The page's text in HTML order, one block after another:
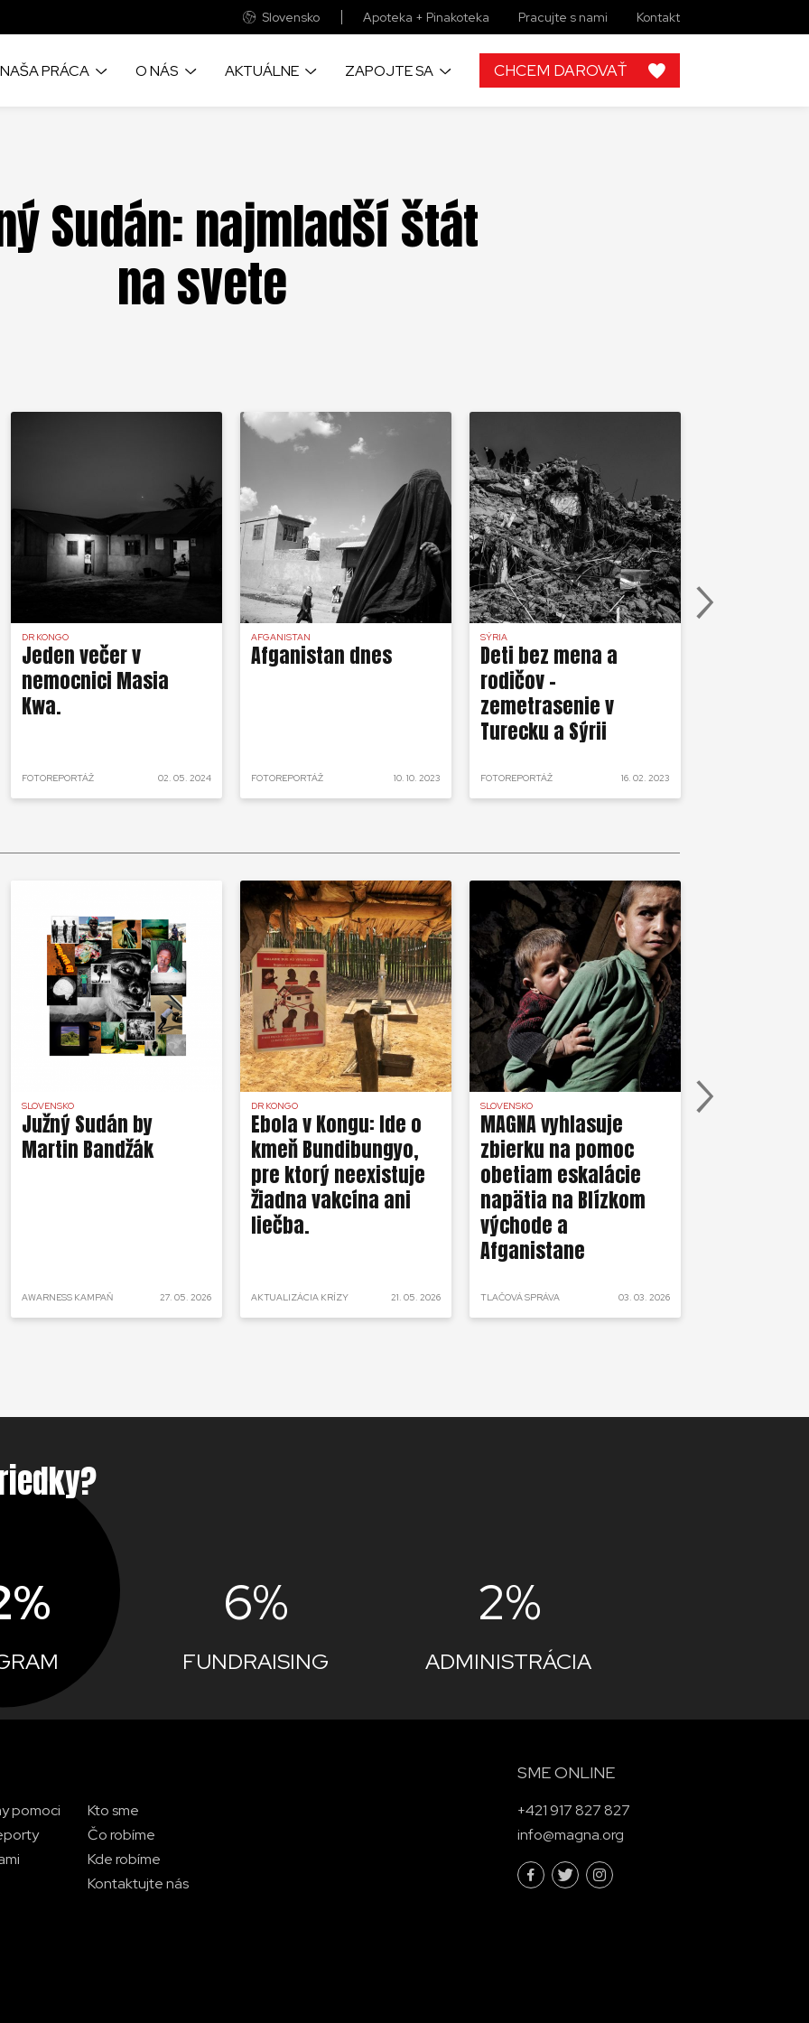
Slovensko Apoteka + Pinakoteka Pracujte s nami Kontakt
NAŠA PRÁCA
realizujeme naše
o chorobách,
častí sveta
O NÁS
Pozrite si naše každoročné
auditované finančné výkazy
Objavte ako a prečo sme vznikli a
všetko o významných udalostiach
AKTUÁLNE
Velké fotografické reportáže zo
zabudnutých kríz sveta
Zapojte sa a navštívte naše
pudujatia, kde sa dozviete viac o
ZAPOJTE SA
Udržateľnosť našich projektov, by
Sme závislí od odhodlania,
obetavosti a tvrdej práce ľudí v
CHCEM DAROVAŤ
Sudán: najmladší štát
na svete
DR KONGO
Jeden večer v
nemocnici Masia
Kwa.
FOTOREPORTÁŽ 02. 05. 2024
AFGANISTAN
Afganistan dnes
FOTOREPORTÁŽ 10. 10. 2023
SÝRIA
Deti bez mena a
rodičov –
zemetrasenie v
Turecku a Sýrii
FOTOREPORTÁŽ 16. 02. 2023
SLOVENSKO
Južný Sudán by
Martin Bandžák
AWARNESS KAMPAŇ 27. 05. 2026
DR KONGO
Ebola v Kongu: Ide o
kmeň Bundibungyo,
pre ktorý neexistuje
žiadna vakcína ani
liečba.
AKTUALIZÁCIA KRÍZY 21. 05. 2026
SLOVENSKO
MAGNA vyhlasuje
zbierku na pomoc
obetiam eskalácie
napätia na Blízkom
východe a
Afganistane
TLAČOVÁ SPRÁVA 03. 03. 2026
6%
FUNDRAISING
2%
ADMINISTRÁCIA
pomoci
Kto sme
Čo robíme
Kde robíme
Kontaktujte nás
SME ONLINE
+421 917 827 827
info@magna.org